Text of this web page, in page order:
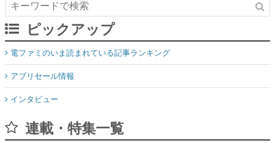
ピックアップ
電ファミのいま読まれている記事ランキング
アプリセール情報
インタビュー
連載・特集一覧